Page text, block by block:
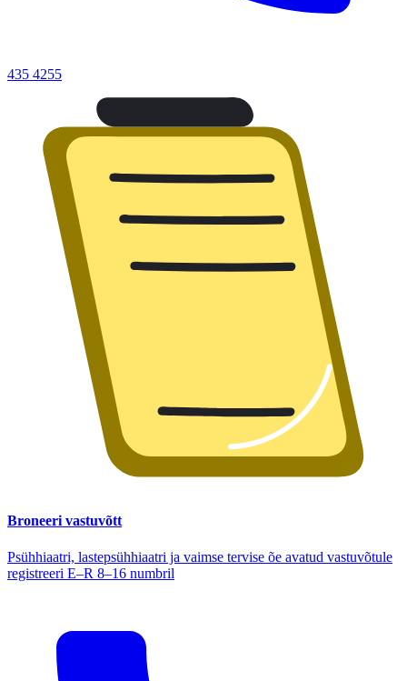
435 4255
Broneeri vastuvõtt
Psühhiaatri, lastepsühhiaatri ja vaimse tervise õe avatud vastuvõtule
registreeri E–R 8–16 numbril